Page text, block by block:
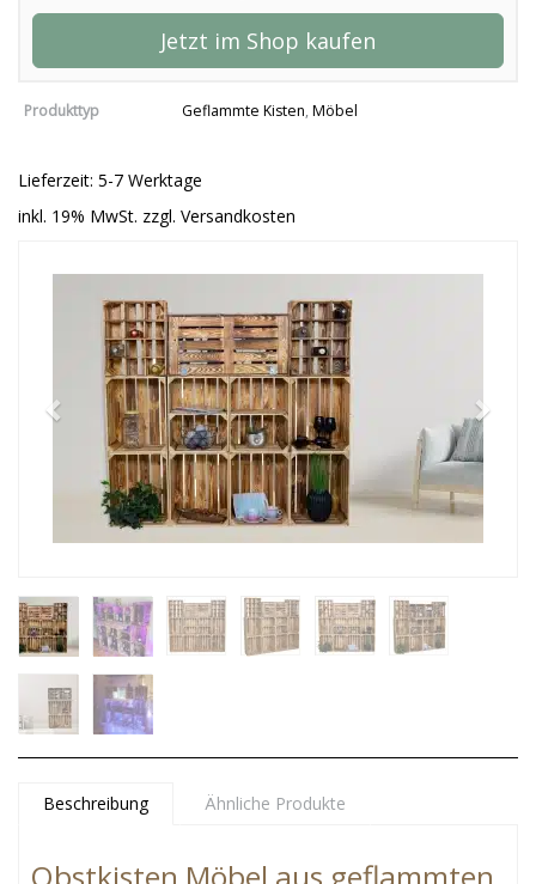
Jetzt im Shop kaufen
Produkttyp Geflammte Kisten, Möbel
Lieferzeit: 5-7 Werktage
inkl. 19% MwSt. zzgl. Versandkosten
Beschreibung Ähnliche Produkte